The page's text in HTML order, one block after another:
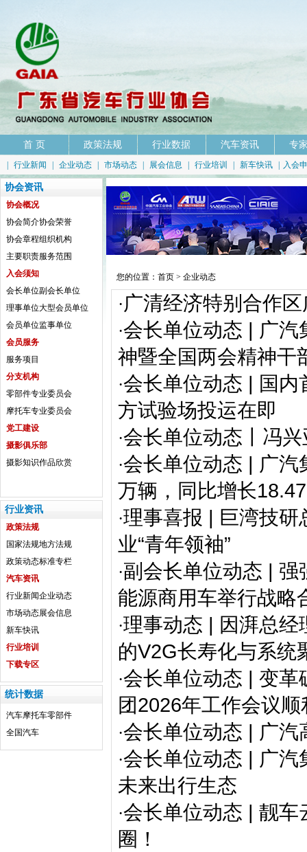
首 页 政策法规 行业数据 汽车资讯 专
行业新闻 企业动态 市场动态 展会信息 行业培训 新车快讯 入会
协会资讯
协会概况
协会简介协会荣誉
协会章程组织机构
主要职责服务范围
入会须知
会长单位副会长单位
理事单位大型会员单位
会员单位监事单位
会员服务
服务项目
分支机构
零部件专业委员会
摩托车专业委员会
党工建设
摄影俱乐部
摄影知识作品欣赏
行业资讯
政策法规
国家法规地方法规
政策动态标准专栏
汽车资讯
行业新闻企业动态
市场动态展会信息
新车快讯
行业培训
下载专区
统计数据
汽车摩托车零部件
全国汽车
您的位置： 首页 > 企业动态
·广清经济特别合作
·会长单位动态 | 广
神暨全国两会精神干
·会长单位动态 | 国内
方试验场投运在即
·会长单位动态丨冯
·会长单位动态 | 广汽
万辆，同比增长
·理事喜报 | 巨湾技
业“青年领袖”
·副会长单位动态 |
能源商用车举行战略
·理事动态 | 因湃总
的V2G长寿化与系统
·会长单位动态 | 变
团2026年工作会议顺
·会长单位动态 | 广
·会长单位动态 | 广
未来出行生态
·会长单位动态 | 靓
圈！